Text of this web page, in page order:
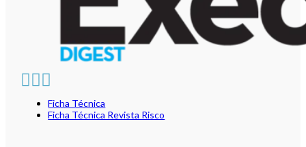
Ficha Técnica
Ficha Técnica Revista Risco